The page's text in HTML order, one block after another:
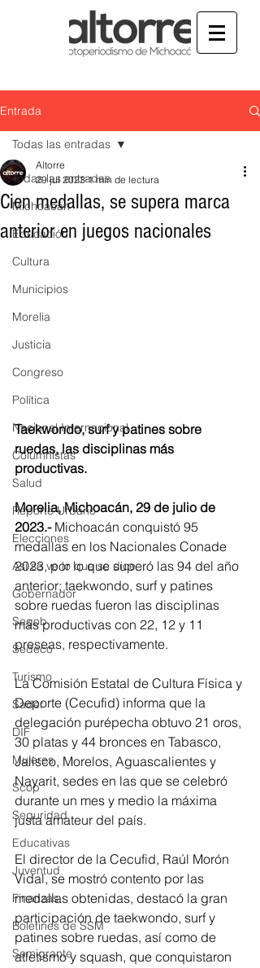
Entrada
Todas las entradas
Michoacán
Educación
Cultura
Municipios
Morelia
Justicia
Congreso
Política
Nacional Internacional
Columnistas
Salud
Reporte Urbano
Elecciones
Así se ve lo que se dice...
Gobernador
Segob
Sedeco
Turismo
Sader
DIF
Mujeres
Scop
Seguridad
Educativas
Juventud
Finanzas
Boletines de SSM
Semigrante
Todas las entradas
Cien medallas, se supera marca
anterior en juegos nacionales
Altorre
29 jul 2023 1 min de lectura
Taekwondo, surf y patines sobre
ruedas, las disciplinas más
productivas.
Morelia, Michoacán, 29 de julio de
2023.- Michoacán conquistó 95
medallas en los Nacionales Conade
2023, por lo que superó las 94 del año
anterior; taekwondo, surf y patines
sobre ruedas fueron las disciplinas
más productivas con 22, 12 y 11
preseas, respectivamente.
La Comisión Estatal de Cultura Física y
Deporte (Cecufid) informa que la
delegación purépecha obtuvo 21 oros,
30 platas y 44 bronces en Tabasco,
Jalisco, Morelos, Aguascalientes y
Nayarit, sedes en las que se celebró
durante un mes y medio la máxima
justa amateur del país.
El director de la Cecufid, Raúl Morón
Vidal, se mostró contento por las
medallas obtenidas, destacó la gran
participación de taekwondo, surf y
patines sobre ruedas, así como de
atletismo y squash, que conquistaron